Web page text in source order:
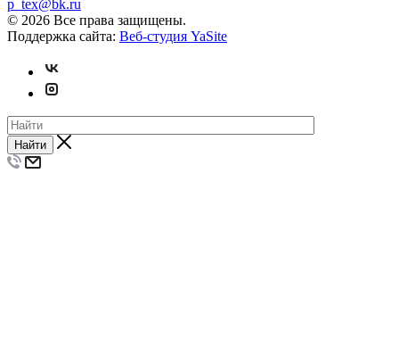
p_tex@bk.ru
© 2026 Все права защищены.
Поддержка сайта: Веб-студия YaSite
Найти